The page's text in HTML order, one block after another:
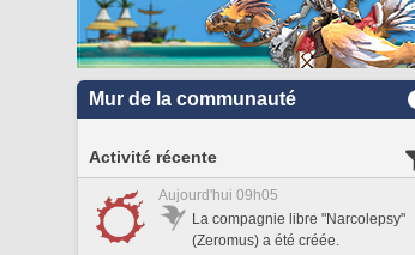
Mur de la communauté
Activité récente
Aujourd'hui 09h05
La compagnie libre "Narcolepsy"
(Zeromus) a été créée.